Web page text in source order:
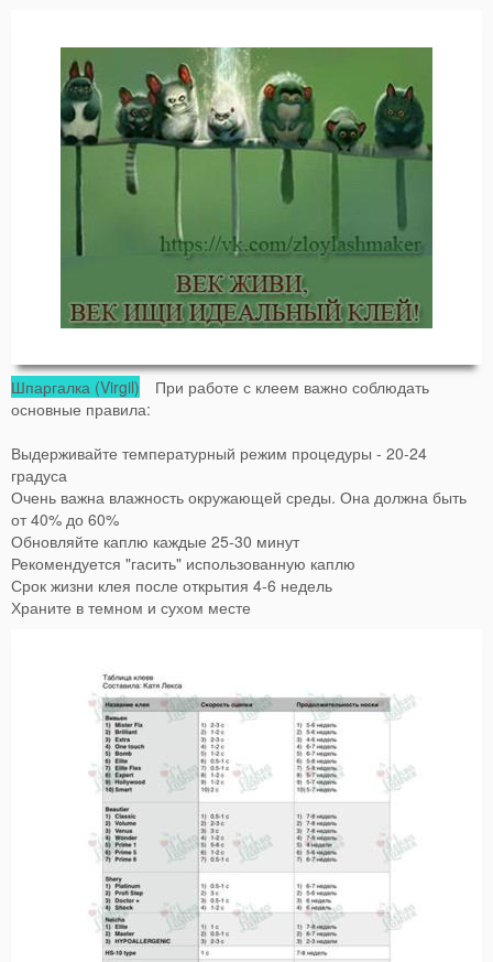
Шпаргалка (Virgil) При работе с клеем важно соблюдать
основные правила:
Выдерживайте температурный режим процедуры - 20-24
градуса
Очень важна влажность окружающей среды. Она должна быть
от 40% до 60%
Обновляйте каплю каждые 25-30 минут
Рекомендуется "гасить" использованную каплю
Срок жизни клея после открытия 4-6 недель
Храните в темном и сухом месте